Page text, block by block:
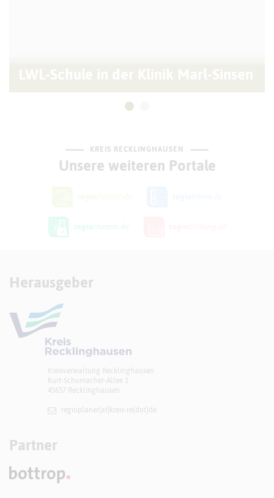
KREIS RECKLINGHAUSEN
Unsere weiteren Portale
Herausgeber
Kreisverwaltung Recklinghausen
Kurt-Schumacher-Allee 1
45657 Recklinghausen
regioplaner[at]​kreis-re(dot)de
Partner